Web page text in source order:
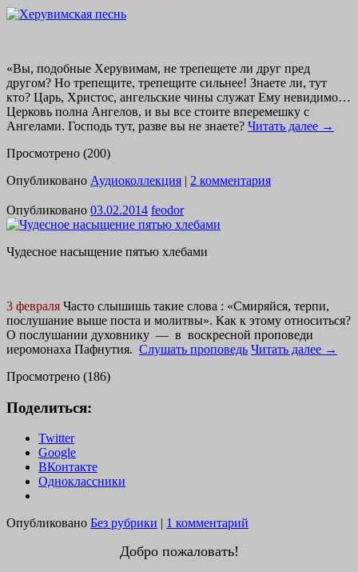
«Вы, подобные Херувимам, не трепещете ли друг пред
другом? Но трепещите, трепещите сильнее! Знаете ли, тут
кто? Царь, Христос, ангельские чины служат Ему невидимо…
Церковь полна Ангелов, и вы все стоите вперемешку с
Ангелами. Господь тут, разве вы не знаете? Читать далее →
Просмотрено (200)
Опубликовано Аудиоколлекция | 2 комментария
Опубликовано 03.02.2014 feodor
Чудесное насыщение пятью хлебами
3 февраля Часто слышишь такие слова : «Смиряйся, терпи,
послушание выше поста и молитвы». Как к этому относиться?
О послушании духовнику — в воскресной проповеди
иеромонаха Пафнутия. Слушать проповедь Читать далее →
Просмотрено (186)
Поделиться:
Twitter
Google
ВКонтакте
Одноклассники
Опубликовано Без рубрики | 1 комментарий
Добро пожаловать!